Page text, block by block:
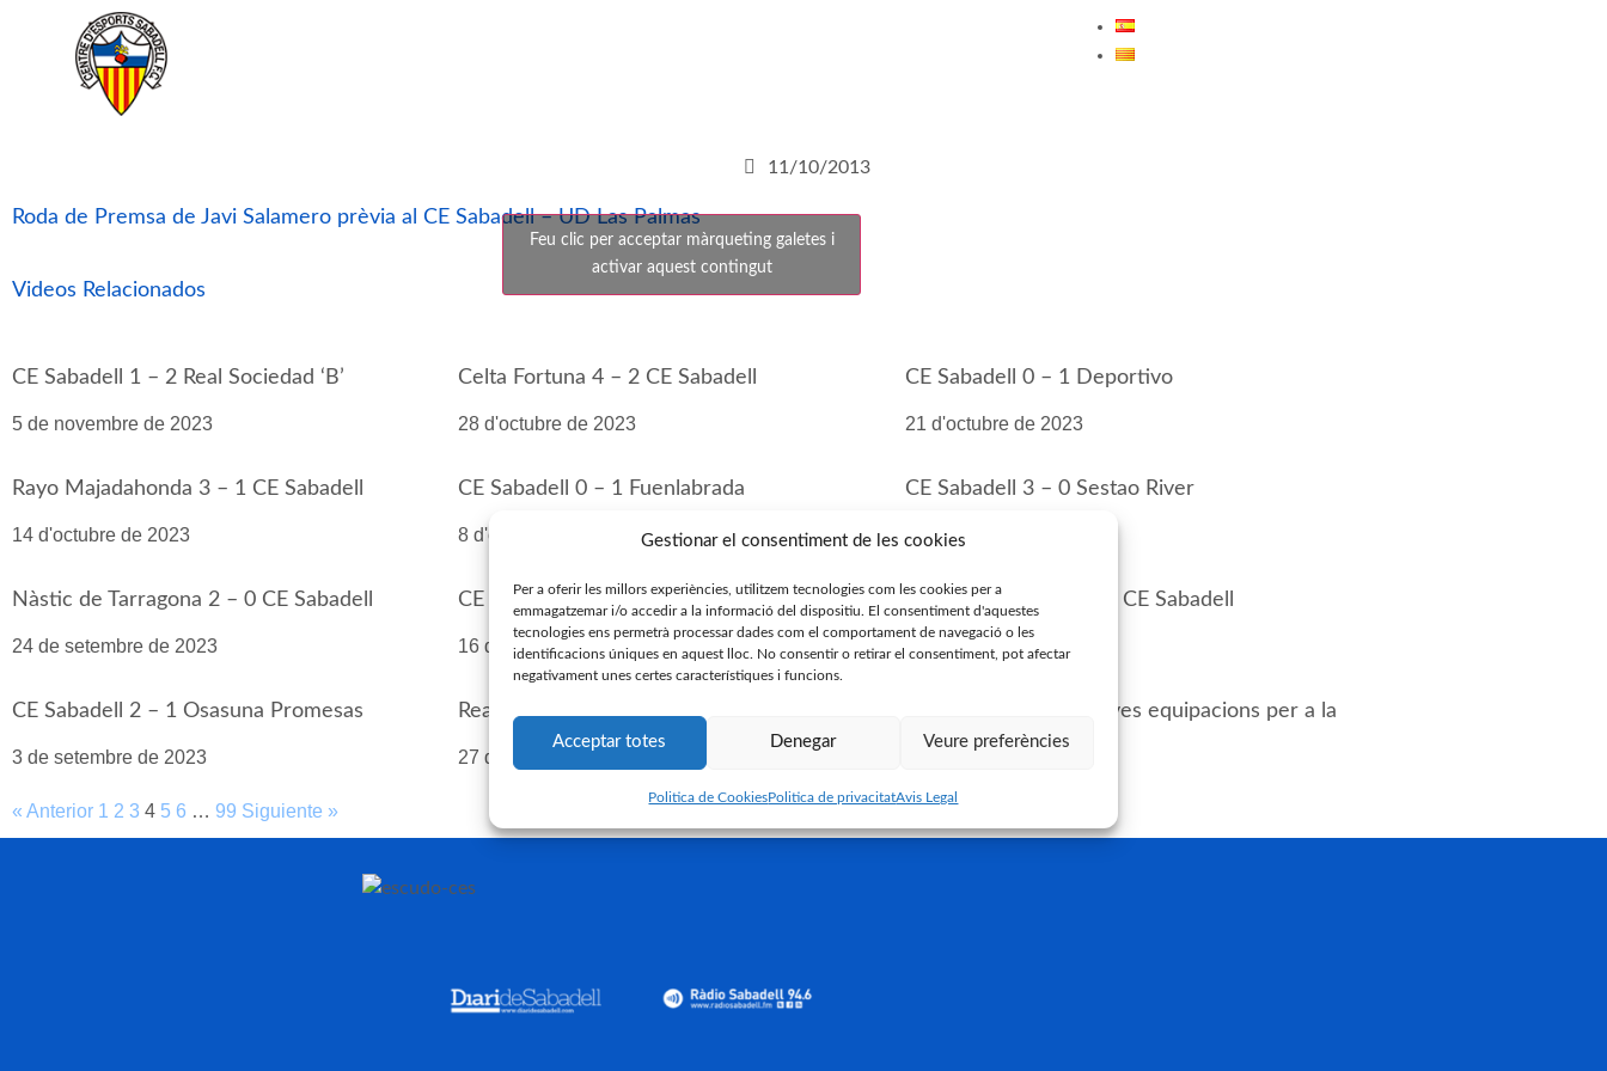
Gestionar el consentiment de les cookies
Per a oferir les millors experiències, utilitzem tecnologies com les cookies per a
emmagatzemar i/o accedir a la informació del dispositiu. El consentiment d'aquestes
tecnologies ens permetrà processar dades com el comportament de navegació o les
identificacions úniques en aquest lloc. No consentir o retirar el consentiment, pot afectar
negativament unes certes característiques i funcions.
Acceptar totes Denegar Veure preferències
Politica de CookiesPolitica de privacitatAvis Legal
11/10/2013
Roda de Premsa de Javi Salamero prèvia al CE Sabadell – UD Las Palmas
Feu clic per acceptar màrqueting galetes i
activar aquest contingut
Videos Relacionados
CE Sabadell 1 – 2 Real Sociedad ‘B’
5 de novembre de 2023
Celta Fortuna 4 – 2 CE Sabadell
28 d'octubre de 2023
CE Sabadell 0 – 1 Deportivo
21 d'octubre de 2023
Rayo Majadahonda 3 – 1 CE Sabadell
14 d'octubre de 2023
CE Sabadell 0 – 1 Fuenlabrada
8 d'octubre de 2023
CE Sabadell 3 – 0 Sestao River
1 d'octubre de 2023
Nàstic de Tarragona 2 – 0 CE Sabadell
24 de setembre de 2023
CE Sabadell 1 – 2 SD Logroñés
16 de setembre de 2023
SD Ponferradina 1 – 1 CE Sabadell
9 de setembre de 2023
CE Sabadell 2 – 1 Osasuna Promesas
3 de setembre de 2023
Real Unión 2 – 1 CE Sabadell
27 d'agost de 2023
Presentació de les noves equipacions per a la
temporada 23-24
« Anterior 1 2 3 4 5 6 … 99 Siguiente »